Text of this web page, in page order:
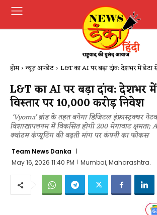
होम न्यूज़ अपडेट L&T का AI पर बड़ा दांव: देशभर में डेटा
L&T का AI पर बड़ा दांव: देशभर
विस्तार पर ₹10,000 करोड़ निवेश
‘Vyoma’ ब्रांड के तहत बनेगा डिजिटल इंफ्रास्ट्रक्चर
विशाखापत्तनम में विकसित होगी 200 मेगावाट
क्वांटम कंप्यूटिंग की बढ़ती मांग पर कंपनी का फोकस
Team News Danka
May 16, 2026 11:40 PM
Mumbai, Maharashtra.